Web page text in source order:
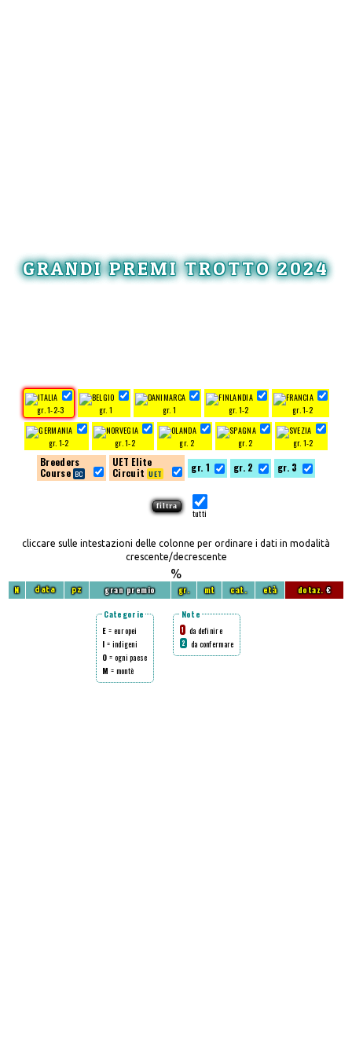
GRANDI PREMI TROTTO 2024
gr. 1-2-3 gr. 1 gr. 1 gr. 1-2 gr. 1-2
gr. 1-2 gr. 1-2 gr. 2 gr. 2 gr. 1-2
Breeders
Course
UET Elite
Circuit
gr. 1 gr. 2 gr. 3
tutti
cliccare sulle intestazioni delle colonne per ordinare i dati in modalità
crescente/decrescente
%
N data pz gran premio gr. mt cat. età dotaz.€
Categorie
E = europei
I = indigeni
O = ogni paese
M = montè
Note
1 da definire
2 da confermare